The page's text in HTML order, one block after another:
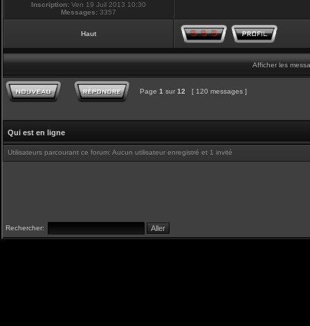
Inscription: Ven 19 Juil 2013 10:30
Messages: 3357
Haut
Afficher les
Page 1 sur 12 [ 120 messages ]
Qui est en ligne
Utilisateurs parcourant ce forum: Aucun utilisateur enregistré et 1 invité
Rechercher: